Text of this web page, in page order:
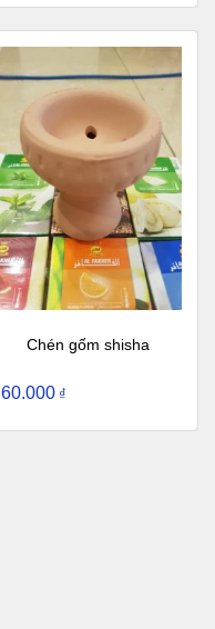
Chén gốm shisha
60.000 ₫